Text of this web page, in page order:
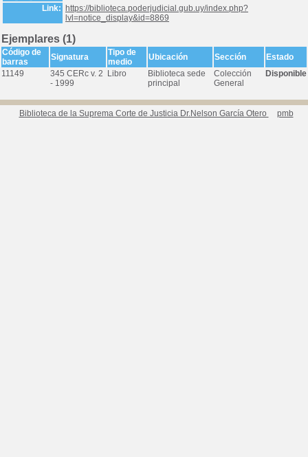
Link:
https://biblioteca.poderjudicial.gub.uy/index.php?
lvl=notice_display&id=8869
Ejemplares (1)
Código de
barras
Signatura
Tipo de
medio
Ubicación Sección
Estado
11149
345 CERc v. 2
- 1999
Libro
Biblioteca sede
principal
Colección
General
Disponible
Biblioteca de la Suprema Corte de Justicia Dr.Nelson García Otero pmb